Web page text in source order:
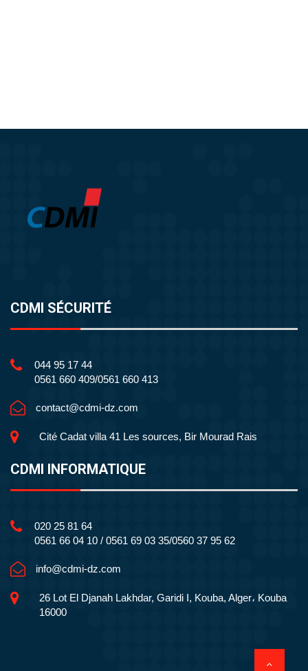
CDMI SÉCURITÉ
044 95 17 44
0561 660 409/0561 660 413
contact@cdmi-dz.com
Cité Cadat villa 41 Les sources, Bir Mourad Rais
CDMI INFORMATIQUE
020 25 81 64
0561 66 04 10 / 0561 69 03 35/0560 37 95 62
info@cdmi-dz.com
26 Lot El Djanah Lakhdar, Garidi I, Kouba, Alger، Kouba
16000